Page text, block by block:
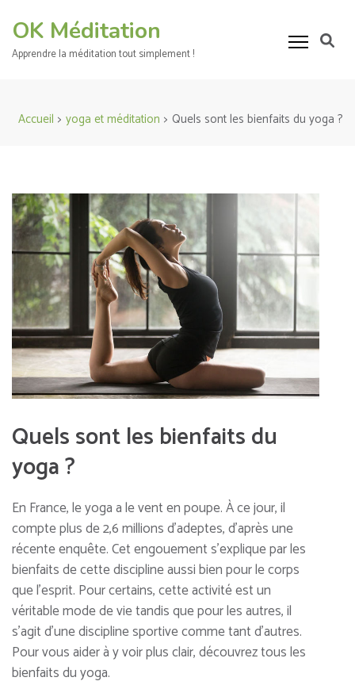
contenu
OK Méditation
Apprendre la méditation tout simplement !
Accueil > yoga et méditation > Quels sont les bienfaits du yoga ?
Quels sont les bienfaits du
yoga ?
En France, le yoga a le vent en poupe. À ce jour, il
compte plus de 2,6 millions d’adeptes, d’après une
récente enquête. Cet engouement s’explique par les
bienfaits de cette discipline aussi bien pour le corps
que l’esprit. Pour certains, cette activité est un
véritable mode de vie tandis que pour les autres, il
s’agit d’une discipline sportive comme tant d’autres.
Pour vous aider à y voir plus clair, découvrez tous les
bienfaits du yoga.